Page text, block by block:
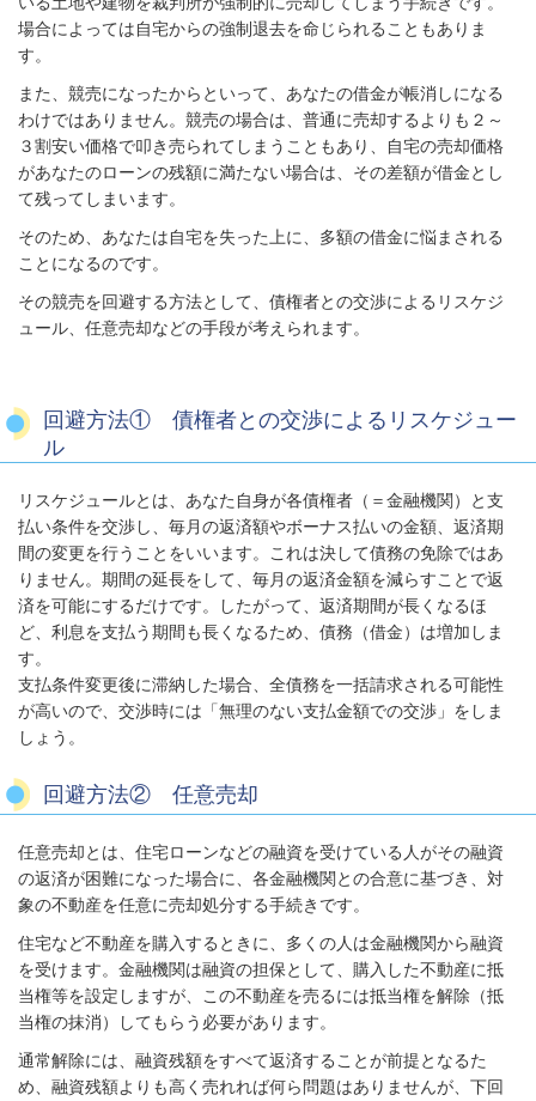
場合によっては自宅からの強制退去を命じられることもありま
す。
また、競売になったからといって、あなたの借金が帳消しになる
わけではありません。競売の場合は、普通に売却するよりも２～
３割安い価格で叩き売られてしまうこともあり、自宅の売却価格
があなたのローンの残額に満たない場合は、その差額が借金とし
て残ってしまいます。
そのため、あなたは自宅を失った上に、多額の借金に悩まされる
ことになるのです。
その競売を回避する方法として、債権者との交渉によるリスケジ
ュール、任意売却などの手段が考えられます。
回避方法① 債権者との交渉によるリスケジュー
ル
リスケジュールとは、あなた自身が各債権者（＝金融機関）と支
払い条件を交渉し、毎月の返済額やボーナス払いの金額、返済期
間の変更を行うことをいいます。これは決して債務の免除ではあ
りません。期間の延長をして、毎月の返済金額を減らすことで返
済を可能にするだけです。したがって、返済期間が長くなるほ
ど、利息を支払う期間も長くなるため、債務（借金）は増加しま
す。
支払条件変更後に滞納した場合、全債務を一括請求される可能性
が高いので、交渉時には「無理のない支払金額での交渉」をしま
しょう。
回避方法② 任意売却
任意売却とは、住宅ローンなどの融資を受けている人がその融資
の返済が困難になった場合に、各金融機関との合意に基づき、対
象の不動産を任意に売却処分する手続きです。
住宅など不動産を購入するときに、多くの人は金融機関から融資
を受けます。金融機関は融資の担保として、購入した不動産に抵
当権等を設定しますが、この不動産を売るには抵当権を解除（抵
当権の抹消）してもらう必要があります。
通常解除には、融資残額をすべて返済することが前提となるた
め、融資残額よりも高く売れれば何ら問題はありませんが、下回